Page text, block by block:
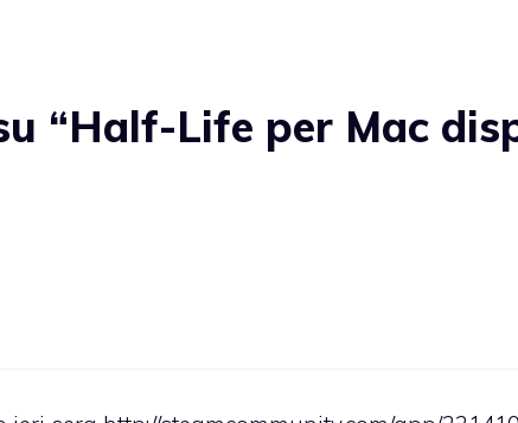
“Half-Life per Mac